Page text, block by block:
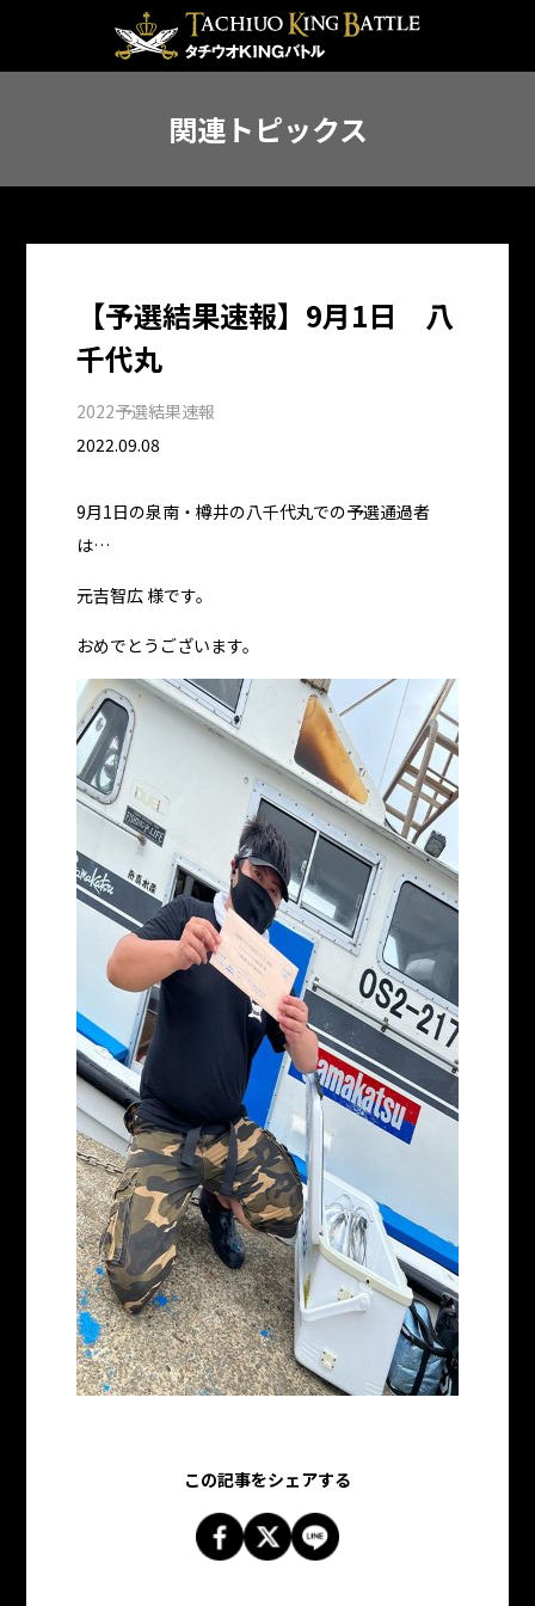
関連トピックス
【予選結果速報】9月1日 八
千代丸
2022予選結果速報
2022.09.08
9月1日の泉南・樽井の八千代丸での予選通過者
は…
元吉智広 様です。
おめでとうございます。
この記事をシェアする